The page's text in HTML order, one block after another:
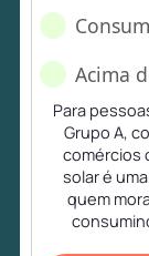
Acima
Para
Grupo A,
comércios
solar é
quem